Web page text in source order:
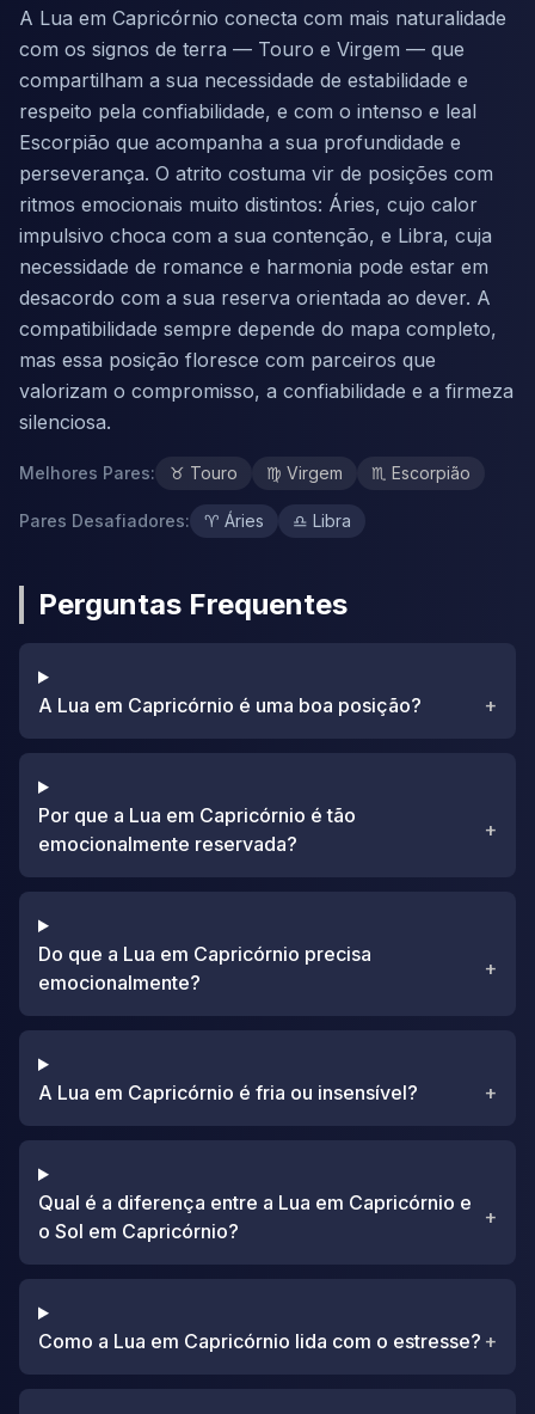
A Lua em Capricórnio conecta com mais naturalidade
com os signos de terra — Touro e Virgem — que
compartilham a sua necessidade de estabilidade e
respeito pela confiabilidade, e com o intenso e leal
Escorpião que acompanha a sua profundidade e
perseverança. O atrito costuma vir de posições com
ritmos emocionais muito distintos: Áries, cujo calor
impulsivo choca com a sua contenção, e Libra, cuja
necessidade de romance e harmonia pode estar em
desacordo com a sua reserva orientada ao dever. A
compatibilidade sempre depende do mapa completo,
mas essa posição floresce com parceiros que
valorizam o compromisso, a confiabilidade e a firmeza
silenciosa.
Melhores Pares: ♉ Touro ♍ Virgem ♏ Escorpião
Pares Desafiadores: ♈ Áries ♎ Libra
Perguntas Frequentes
A Lua em Capricórnio é uma boa posição? +
Por que a Lua em Capricórnio é tão
emocionalmente reservada?
+
Do que a Lua em Capricórnio precisa
emocionalmente?
+
A Lua em Capricórnio é fria ou insensível? +
Qual é a diferença entre a Lua em Capricórnio e
o Sol em Capricórnio?
+
Como a Lua em Capricórnio lida com o estresse? +